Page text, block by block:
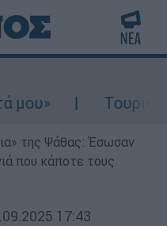
της Ψάθας: Έσωσαν
που κάποτε τους
17:43